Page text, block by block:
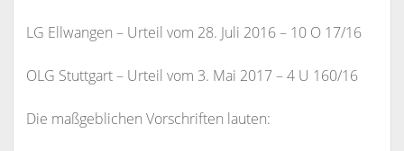
LG Ellwangen – Urteil vom 28. Juli 2016 – 10 O 17/16
OLG Stuttgart – Urteil vom 3. Mai 2017 – 4 U 160/16
Die maßgeblichen Vorschriften lauten: